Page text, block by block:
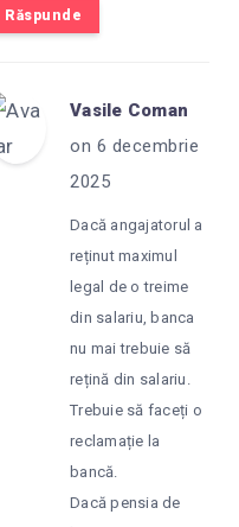
Răspunde
Vasile Coman
on 6 decembrie
2025
Dacă angajatorul a
reținut maximul
legal de o treime
din salariu, banca
nu mai trebuie să
rețină din salariu.
Trebuie să faceți o
reclamație la
bancă.
Dacă pensia de